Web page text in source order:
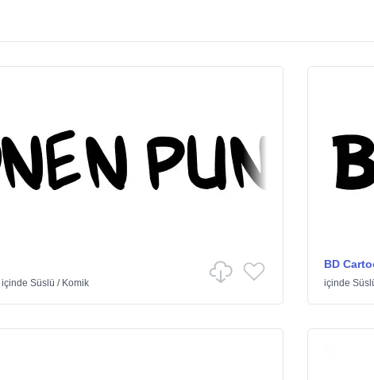
içinde Süslü / Komik
BD
içinde